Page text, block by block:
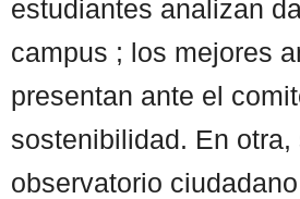
estudiantes analizan
campus ; los mejores
presentan ante el
sostenibilidad. En otra,
observatorio